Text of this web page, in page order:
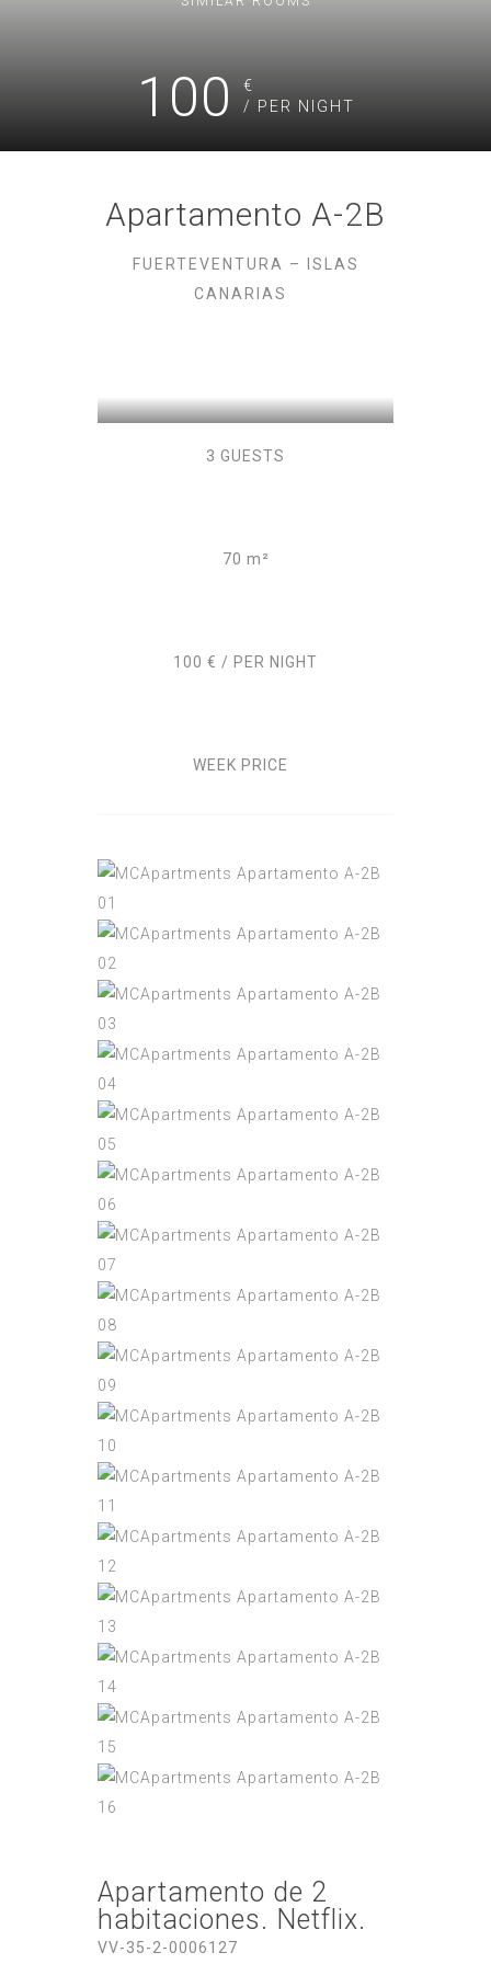
100
€
/ PER NIGHT
Apartamento A-2B
FUERTEVENTURA – ISLAS
CANARIAS
3 GUESTS
70 m²
100 € / PER NIGHT
WEEK PRICE
Apartamento de 2
habitaciones. Netflix.
VV-35-2-0006127